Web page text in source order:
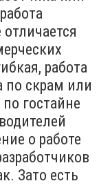
работа
по скрам или
гостайне
о работе
Зато есть